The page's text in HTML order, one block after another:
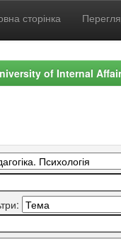
сторінка
of Internal